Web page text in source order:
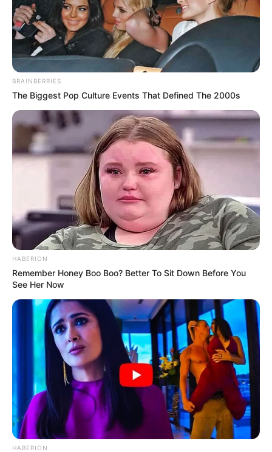
BRAINBERRIES
The Biggest Pop Culture Events That Defined The 2000s
HABERION
Remember Honey Boo Boo? Better To Sit Down Before You
See Her Now
HABERION